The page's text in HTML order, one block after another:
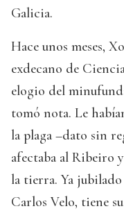
Galicia.
Hace unos meses,
exdecano de
elogio del
tomó nota. Le
la plaga –dato sin
afectaba al Ribeiro
la tierra. Ya
Carlos Velo, tiene